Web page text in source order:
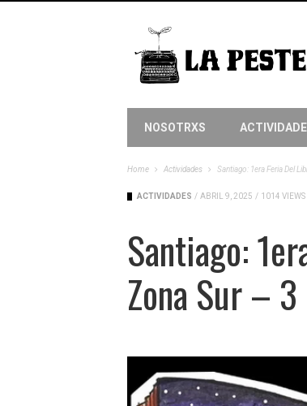
NOSOTRXS
Home Actividades Santiago: 1era Feria Del
ACTIVIDADES / ABRIL 9, 2025 / 1014 VIEWS
Santiago:
Zona Sur – 3